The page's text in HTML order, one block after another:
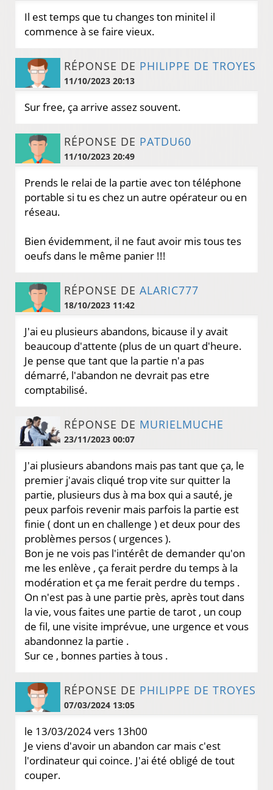
Il est temps que tu changes ton minitel il
commence à se faire vieux.
RÉPONSE DE PHILIPPE DE TROYES
11/10/2023 20:13
Sur free, ça arrive assez souvent.
RÉPONSE DE PATDU60
11/10/2023 20:49
Prends le relai de la partie avec ton téléphone
portable si tu es chez un autre opérateur ou en
réseau.
Bien évidemment, il ne faut avoir mis tous tes
oeufs dans le même panier !!!
RÉPONSE DE ALARIC777
18/10/2023 11:42
J'ai eu plusieurs abandons, bicause il y avait
beaucoup d'attente (plus de un quart d'heure.
Je pense que tant que la partie n'a pas
démarré, l'abandon ne devrait pas etre
comptabilisé.
RÉPONSE DE MURIELMUCHE
23/11/2023 00:07
J'ai plusieurs abandons mais pas tant que ça, le
premier j'avais cliqué trop vite sur quitter la
partie, plusieurs dus à ma box qui a sauté, je
peux parfois revenir mais parfois la partie est
finie ( dont un en challenge ) et deux pour des
problèmes persos ( urgences ).
Bon je ne vois pas l'intérêt de demander qu'on
me les enlève , ça ferait perdre du temps à la
modération et ça me ferait perdre du temps .
On n'est pas à une partie près, après tout dans
la vie, vous faites une partie de tarot , un coup
de fil, une visite imprévue, une urgence et vous
abandonnez la partie .
Sur ce , bonnes parties à tous .
RÉPONSE DE PHILIPPE DE TROYES
07/03/2024 13:05
le 13/03/2024 vers 13h00
Je viens d'avoir un abandon car mais c'est
l'ordinateur qui coince. J'ai été obligé de tout
couper.